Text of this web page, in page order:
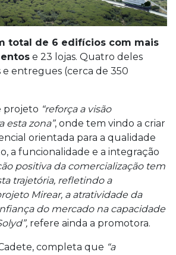
total de 6 edifícios com mais
e 23 lojas. Quatro deles
entregues (cerca de 350
projeto “reforça a visão
esta zona”, onde tem vindo a criar
orientada para a qualidade
a funcionalidade e a integração
positiva da comercialização tem
trajetória, refletindo a
Mirear, a atratividade da
do mercado na capacidade
refere ainda a promotora.
completa que “a